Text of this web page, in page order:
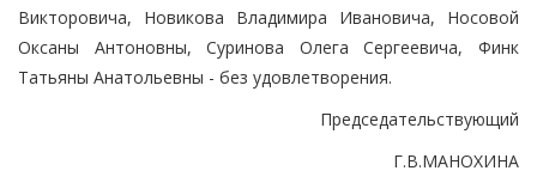
Викторовича, Новикова Владимира Ивановича, Носовой
Оксаны Антоновны, Суринова Олега Сергеевича, Финк
Татьяны Анатольевны - без удовлетворения.
Председательствующий
Г.В.МАНОХИНА